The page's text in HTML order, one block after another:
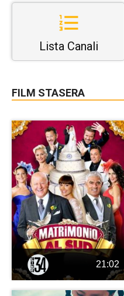
Lista Canali
FILM STASERA
21:02